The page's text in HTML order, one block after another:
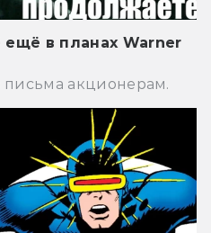
ещё в планах Warner
письма акционерам.